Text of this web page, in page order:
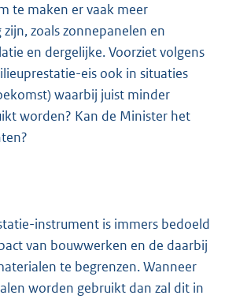
te maken er vaak meer
zoals zonnepanelen en
en dergelijke. Voorziet volgens
eis ook in situaties
waarbij juist minder
worden? Kan de Minister het
instrument is immers bedoeld
van bouwwerken en de daarbij
te begrenzen. Wanneer
worden gebruikt dan zal dit in